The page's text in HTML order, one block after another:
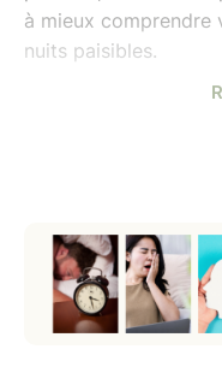
à mieux
nuits paisibles.
Les plantes
Sophrologie :
relaxation et
corporel